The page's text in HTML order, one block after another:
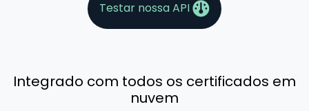
Testar nossa API
Integrado com todos os certificados em
nuvem